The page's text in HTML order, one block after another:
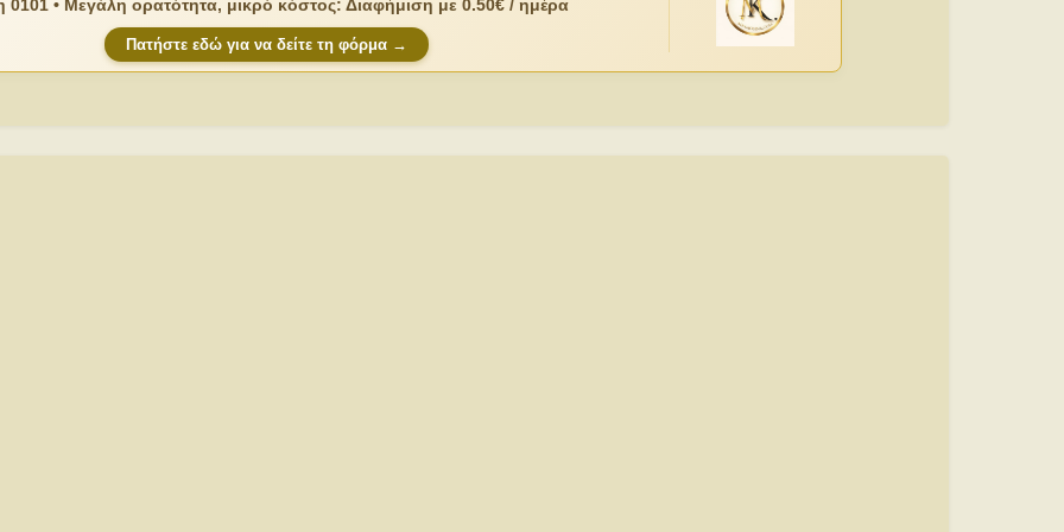
0101 • Μεγάλη ορατότητα, μικρό κόστος: Διαφήμιση με 0.50€ / ημέρα
Πατήστε εδώ για να δείτε τη φόρμα →